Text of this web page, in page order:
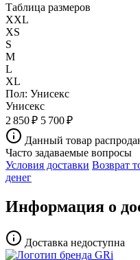
Таблица размеров
XXL
XS
S
M
L
XL
Пол: Унисекс
Унисекс
2 850 ₽ 5 700 ₽
Данный товар
Часто задаваемые вопросы
Условия доставки Возврат
денег
Информация о
Доставка недоступна